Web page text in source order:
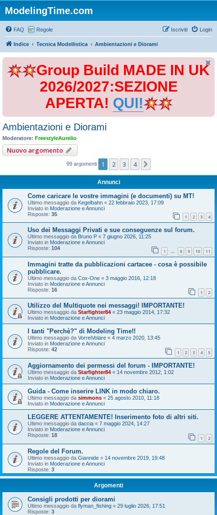
ModelingTime.com
FAQ Regole Login
Iscriviti
Indice Tecnica Modellistica Ambientazioni e Diorami
Group Build MADE IN UK
2026/2027:SEZIONE
APERTA! QUI!
Ambientazioni e Diorami
Moderatore: FreestyleAurelio
Nuovo argomento
99 argomenti 1 2 3 4
Annunci
Come caricare le vostre immagini (e documenti) su MT!
Ultimo messaggio da Kegelbahn « 22 febbraio 2023, 17:09
Inviato in Moderazione e Annunci
Risposte: 35 1 2 3 4
Uso dei Messaggi Privati e sue conseguenze sul forum.
Ultimo messaggio da Bruno P « 7 giugno 2026, 11:25
Inviato in Moderazione e Annunci
Risposte: 104 1 … 8 9 10 11
Immagini tratte da pubblicazioni cartacee - cosa è possibile
pubblicare.
Ultimo messaggio da Cox-One « 3 maggio 2016, 12:18
Inviato in Moderazione e Annunci
Risposte: 16 1 2
Utilizzo del Multiquote nei messaggi! IMPORTANTE!
Ultimo messaggio da Starfighter84 « 23 maggio 2014, 17:32
Inviato in Moderazione e Annunci
I tanti "Perchè?" di Modeling Time!!
Ultimo messaggio da VorreiVolare « 4 marzo 2020, 13:45
Inviato in Moderazione e Annunci
Risposte: 42 1 2 3 4 5
Aggiornamento dei permessi del forum - IMPORTANTE!
Ultimo messaggio da Starfighter84 « 14 novembre 2012, 1:02
Inviato in Moderazione e Annunci
Guida - Come inserire LINK in modo chiaro.
Ultimo messaggio da simmons « 25 agosto 2010, 11:18
Inviato in Moderazione e Annunci
LEGGERE ATTENTAMENTE! Inserimento foto di altri siti.
Ultimo messaggio da daccia « 7 maggio 2024, 14:27
Inviato in Moderazione e Annunci
Risposte: 18 1 2
Regole del Forum.
Ultimo messaggio da Giannide « 14 novembre 2019, 19:48
Inviato in Moderazione e Annunci
Risposte: 3
Argomenti
Consigli prodotti per diorami
Ultimo messaggio da flyman_fishing « 29 luglio 2026, 17:51
Risposte: 3